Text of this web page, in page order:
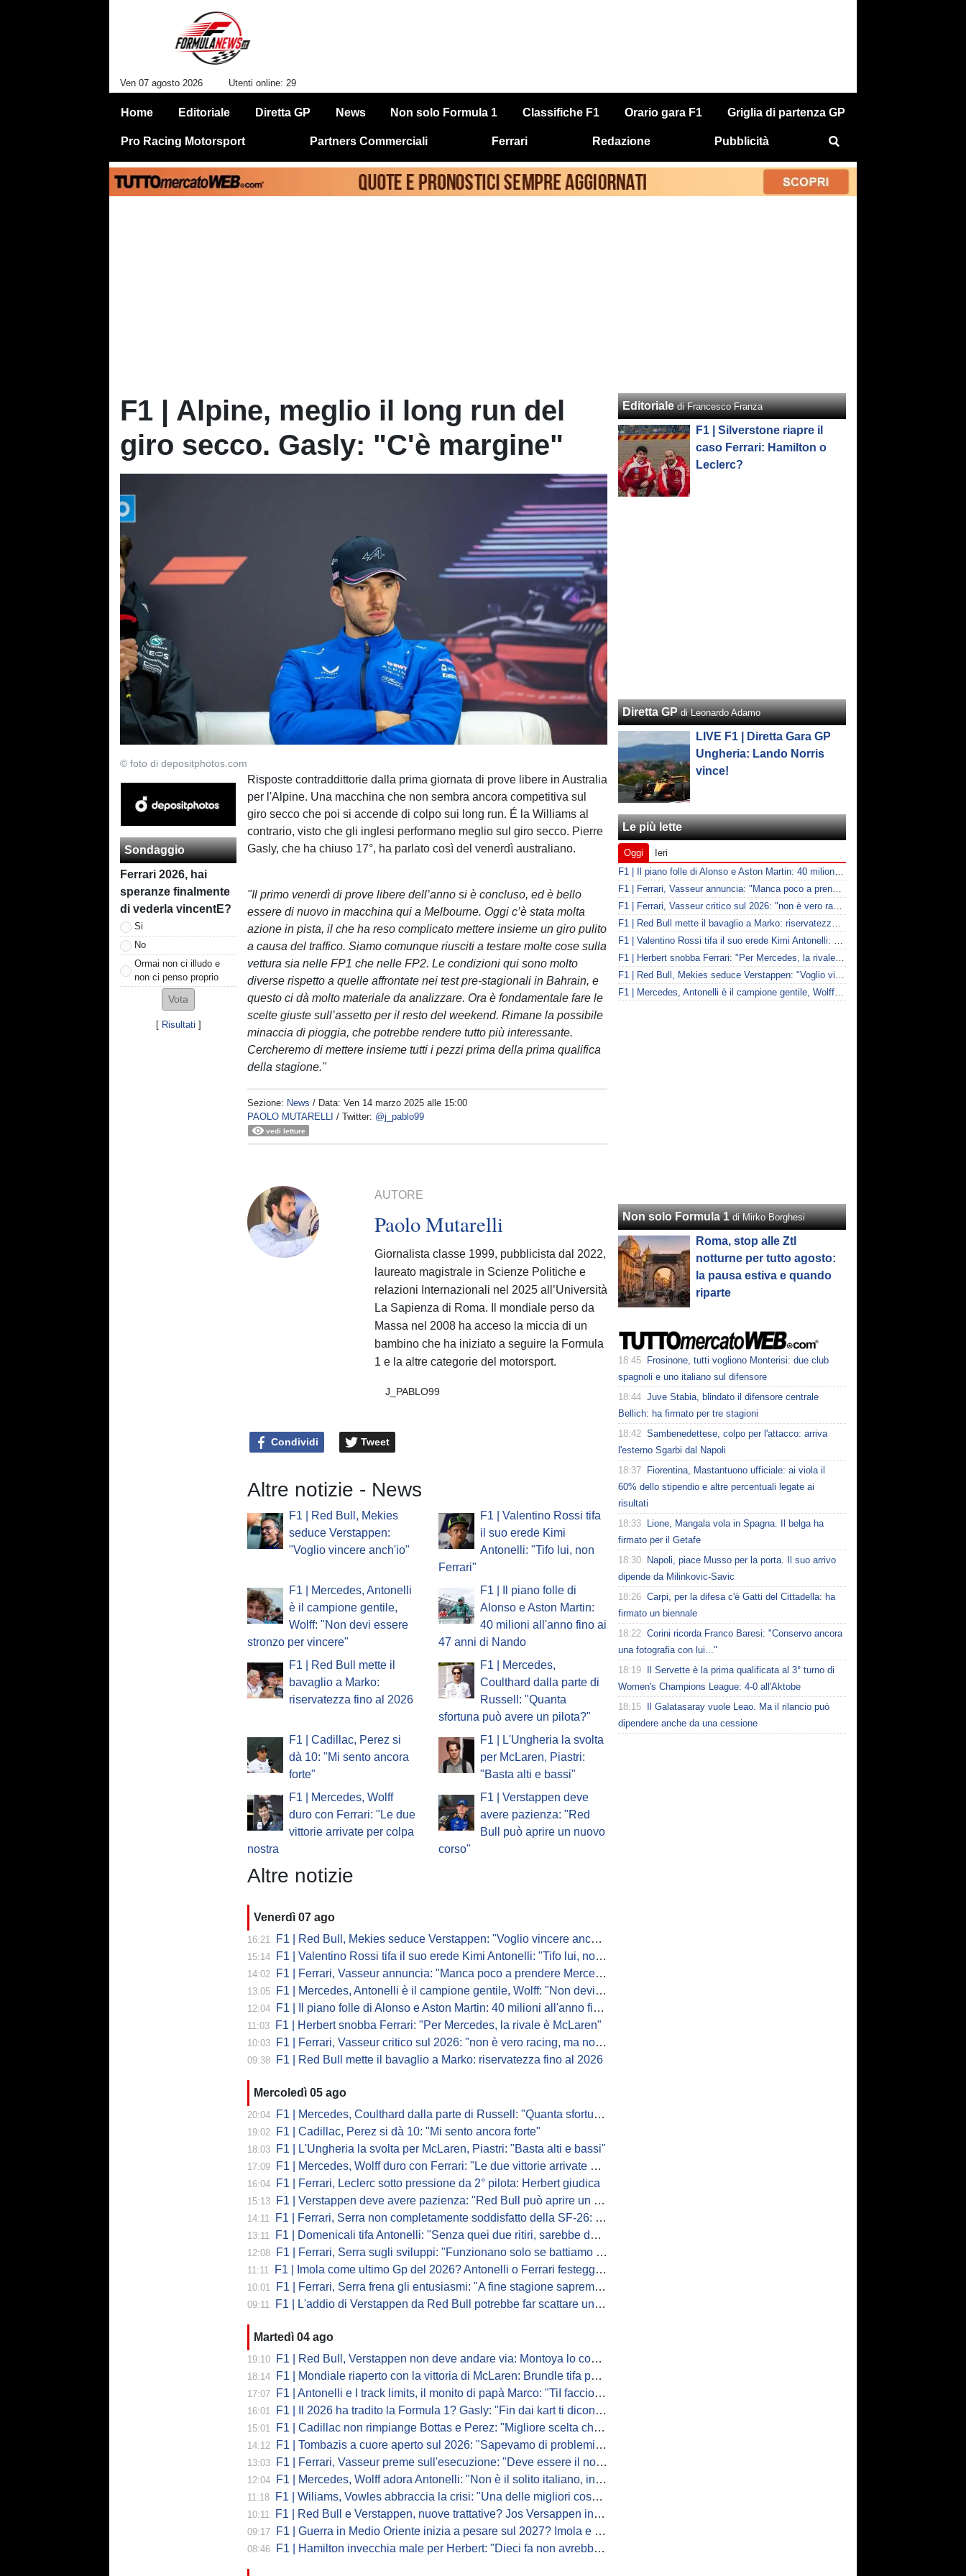
Ven 07 agosto 2026 Utenti online: 29
Home Editoriale Diretta GP News Non solo Formula 1 Classifiche F1 Orario gara F1 Griglia di partenza GP
Pro Racing Motorsport Partners Commerciali Ferrari Redazione Pubblicità
F1 | Alpine, meglio il long run del
giro secco. Gasly: "C'è margine"
© foto di depositphotos.com
Sondaggio
Ferrari 2026, hai
speranze finalmente
di vederla vincentE?
Si
No
Ormai non ci illudo e
non ci penso proprio
[ Risultati ]
Risposte contraddittorie dalla prima giornata di prove libere in Australia
per l'Alpine. Una macchina che non sembra ancora competitiva sul
giro secco che poi si accende di colpo sui long run. É la Williams al
contrario, visto che gli inglesi performano meglio sul giro secco. Pierre
Gasly, che ha chiuso 17°, ha parlato così del venerdì australiano.
"Il primo venerdì di prove libere dell’anno si è concluso, ed è bello
essere di nuovo in macchina qui a Melbourne. Oggi c’è stata molta
azione in pista, il che ha reso complicato mettere insieme un giro pulito
a causa del traffico. Siamo comunque riusciti a testare molte cose sulla
vettura sia nelle FP1 che nelle FP2. Le condizioni qui sono molto
diverse rispetto a quelle affrontate nei test pre-stagionali in Bahrain, e
questo ci dà molto materiale da analizzare. Ora è fondamentale fare le
scelte giuste sull’assetto per il resto del weekend. Rimane la possibile
minaccia di pioggia, che potrebbe rendere tutto più interessante.
Cercheremo di mettere insieme tutti i pezzi prima della prima qualifica
della stagione."
Sezione: News / Data:Ven 14 marzo 2025 alle 15:00
PAOLO MUTARELLI / Twitter: @j_pablo99
vedi letture
AUTORE
Paolo Mutarelli
Giornalista classe 1999, pubblicista dal 2022,
laureato magistrale in Scienze Politiche e
relazioni Internazionali nel 2025 all’Università
La Sapienza di Roma. Il mondiale perso da
Massa nel 2008 ha acceso la miccia di un
bambino che ha iniziato a seguire la Formula
1 e la altre categorie del motorsport.
J_PABLO99
Condividi Tweet
Altre notizie - News
F1 | Red Bull, Mekies
seduce Verstappen:
"Voglio vincere anch'io"
F1 | Valentino Rossi tifa
il suo erede Kimi
Antonelli: "Tifo lui, non
Ferrari"
F1 | Mercedes, Antonelli
è il campione gentile,
Wolff: "Non devi essere
stronzo per vincere"
F1 | Il piano folle di
Alonso e Aston Martin:
40 milioni all'anno fino ai
47 anni di Nando
F1 | Red Bull mette il
bavaglio a Marko:
riservatezza fino al 2026
F1 | Mercedes,
Coulthard dalla parte di
Russell: "Quanta
sfortuna può avere un pilota?"
F1 | Cadillac, Perez si
dà 10: "Mi sento ancora
forte"
F1 | L'Ungheria la svolta
per McLaren, Piastri:
"Basta alti e bassi"
F1 | Mercedes, Wolff
duro con Ferrari: "Le due
vittorie arrivate per colpa
nostra
F1 | Verstappen deve
avere pazienza: "Red
Bull può aprire un nuovo
corso"
Altre notizie
Venerdì 07 ago
16:21 F1 | Red Bull, Mekies seduce Verstappen: "Voglio vincere anch'io"
15:14 F1 | Valentino Rossi tifa il suo erede Kimi Antonelli: "Tifo lui, non Ferrari"
14:02 F1 | Ferrari, Vasseur annuncia: "Manca poco a prendere Mercedes, ma non basterà l'ADUO"
13:05 F1 | Mercedes, Antonelli è il campione gentile, Wolff: "Non devi essere stronzo per vincere"
12:04 F1 | Il piano folle di Alonso e Aston Martin: 40 milioni all'anno fino ai 47 anni di Nando
11:03 F1 | Herbert snobba Ferrari: "Per Mercedes, la rivale è McLaren"
10:03 F1 | Ferrari, Vasseur critico sul 2026: "non è vero racing, ma non è artificiale"
09:38 F1 | Red Bull mette il bavaglio a Marko: riservatezza fino al 2026
Mercoledì 05 ago
20:04 F1 | Mercedes, Coulthard dalla parte di Russell: "Quanta sfortuna può avere un pilota?"
19:02 F1 | Cadillac, Perez si dà 10: "Mi sento ancora forte"
18:03 F1 | L'Ungheria la svolta per McLaren, Piastri: "Basta alti e bassi"
17:09 F1 | Mercedes, Wolff duro con Ferrari: "Le due vittorie arrivate per colpa nostra
16:04 F1 | Ferrari, Leclerc sotto pressione da 2° pilota: Herbert giudica
15:13 F1 | Verstappen deve avere pazienza: "Red Bull può aprire un nuovo corso"
14:11 F1 | Ferrari, Serra non completamente soddisfatto della SF-26: "Non è solo la mia macchina"
13:11 F1 | Domenicali tifa Antonelli: "Senza quei due ritiri, sarebbe davanti di tanto"
12:08 F1 | Ferrari, Serra sugli sviluppi: "Funzionano solo se battiamo gli altri"
11:11 F1 | Imola come ultimo Gp del 2026? Antonelli o Ferrari festeggiano il titolo in casa...
10:01 F1 | Ferrari, Serra frena gli entusiasmi: "A fine stagione sapremo se SF-26 è forte"
09:11 F1 | L'addio di Verstappen da Red Bull potrebbe far scattare un domino: ne parla Fittipaldi
Martedì 04 ago
19:10 F1 | Red Bull, Verstappen non deve andare via: Montoya lo convince
18:14 F1 | Mondiale riaperto con la vittoria di McLaren: Brundle tifa papaya
17:07 F1 | Antonelli e I track limits, il monito di papà Marco: "TiI faccio fare la fine della gallina"
16:01 F1 | Il 2026 ha tradito la Formula 1? Gasly: "Fin dai kart ti dicono di non alzare il piede dal gas"
15:01 F1 | Cadillac non rimpiange Bottas e Perez: "Migliore scelta che potessimo fare"
14:12 F1 | Tombazis a cuore aperto sul 2026: "Sapevamo di problemi, ma serviva un accordo"
13:03 F1 | Ferrari, Vasseur preme sull'esecuzione: "Deve essere il nostro punto di forza"
12:04 F1 | Mercedes, Wolff adora Antonelli: "Non è il solito italiano, in bolla quando guida"
11:18 F1 | Wiliams, Vowles abbraccia la crisi: "Una delle migliori cose che potevano capitare"
10:11 F1 | Red Bull e Verstappen, nuove trattative? Jos Versappen insorge contro i giornalisti
09:17 F1 | Guerra in Medio Oriente inizia a pesare sul 2027? Imola e Barcellona osservano
08:46 F1 | Hamilton invecchia male per Herbert: "Dieci fa non avrebbe preso queste penalità"
Editoriale di Francesco Franza
F1 | Silverstone riapre il
caso Ferrari: Hamilton o
Leclerc?
Diretta GP di Leonardo Adamo
LIVE F1 | Diretta Gara GP
Ungheria: Lando Norris
vince!
Le più lette
Oggi
Ieri
F1 | Il piano folle di Alonso e Aston Martin: 40 milioni all'anno fino ai 47 anni di Nando
F1 | Ferrari, Vasseur annuncia: "Manca poco a prendere Mercedes, ma non basterà l'ADUO"
F1 | Ferrari, Vasseur critico sul 2026: "non è vero racing, ma non è artificiale"
F1 | Red Bull mette il bavaglio a Marko: riservatezza fino al 2026
F1 | Valentino Rossi tifa il suo erede Kimi Antonelli: "Tifo lui, non Ferrari"
F1 | Herbert snobba Ferrari: "Per Mercedes, la rivale è McLaren"
F1 | Red Bull, Mekies seduce Verstappen: "Voglio vincere anch'io"
F1 | Mercedes, Antonelli è il campione gentile, Wolff: "Non devi essere stronzo per vincere"
Non solo Formula 1 di Mirko Borghesi
Roma, stop alle Ztl
notturne per tutto agosto:
la pausa estiva e quando
riparte
18:45
Frosinone, tutti vogliono Monterisi: due club
spagnoli e uno italiano sul difensore
18:44 Juve Stabia, blindato il difensore centrale
Bellich: ha firmato per tre stagioni
18:42 Sambenedettese, colpo per l'attacco: arriva
l'esterno Sgarbi dal Napoli
18:37
Fiorentina, Mastantuono ufficiale: ai viola il
60% dello stipendio e altre percentuali legate ai
risultati
18:33
Lione, Mangala vola in Spagna. Il belga ha
firmato per il Getafe
18:30
Napoli, piace Musso per la porta. Il suo arrivo
dipende da Milinkovic-Savic
18:26 Carpi, per la difesa c'è Gatti del Cittadella: ha
firmato un biennale
18:22 Corini ricorda Franco Baresi: "Conservo ancora
una fotografia con lui..."
18:19
Il Servette è la prima qualificata al 3° turno di
Women's Champions League: 4-0 all'Aktobe
18:15
Il Galatasaray vuole Leao. Ma il rilancio può
dipendere anche da una cessione